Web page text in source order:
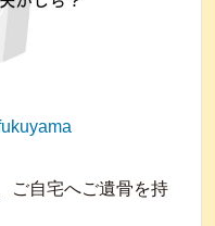
ご自宅へご遺骨を持